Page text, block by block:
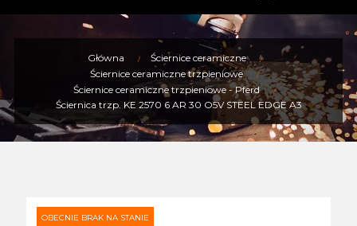
Główna
Ściernice ceramiczne
Ściernice ceramiczne trzpieniowe
Ściernice ceramiczne trzpieniowe - Pferd
Ściernica trzp. KE 2570 6 AR 30 O5V STEEL EDGE A3
OBECNIE BRAK NA STANIE